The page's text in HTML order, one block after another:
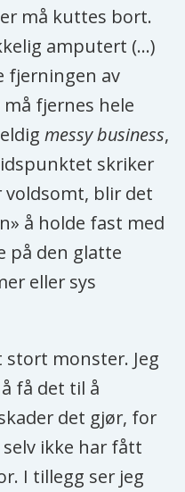
må kuttes bort.
amputert (...)
fjerningen av
fjernes hele
messy business,
skriker
blir det
å holde fast med
på den glatte
eller sys
stort monster. Jeg
få det til å
det gjør, for
ikke har fått
I tillegg ser jeg